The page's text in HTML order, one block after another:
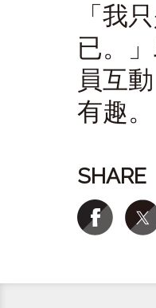
「我
已。
員互
有趣。
SHARE